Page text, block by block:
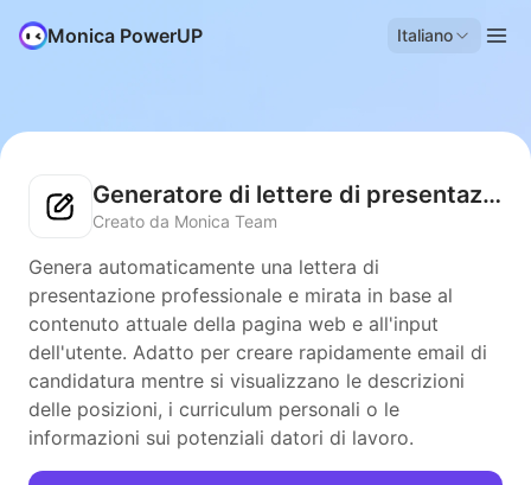
Monica PowerUP Italiano
Generatore di lettere di presentazione
Creato da Monica Team
Genera automaticamente una lettera di
presentazione professionale e mirata in base al
contenuto attuale della pagina web e all'input
dell'utente. Adatto per creare rapidamente email di
candidatura mentre si visualizzano le descrizioni
delle posizioni, i curriculum personali o le
informazioni sui potenziali datori di lavoro.